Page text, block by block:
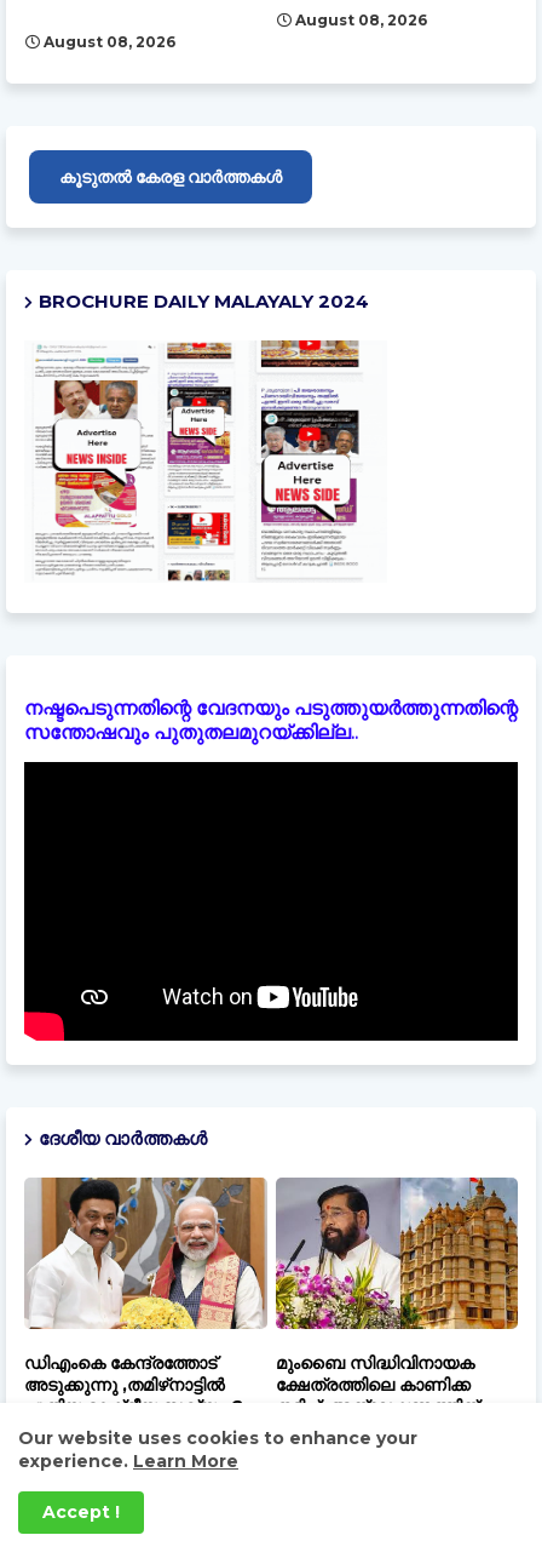
August 08, 2026
August 08, 2026
കൂടുതൽ കേരള വാർത്തകൾ
BROCHURE DAILY MALAYALY 2024
നഷ്ടപെടുന്നതിന്റെ വേദനയും പടുത്തുയർത്തുന്നതിന്റെ
സന്തോഷവും പുതുതലമുറയ്ക്കില്ല..
ദേശീയ വാർത്തകൾ
ഡിഎംകെ കേന്ദ്രത്തോട്
അടുക്കുന്നു ,തമിഴ്‌നാട്ടിൽ
പുതിയ രാഷ്ട്രീയ സഖ്യം..?
August 08, 2026
മുംബൈ സിദ്ധിവിനായക
ക്ഷേത്രത്തിലെ കാണിക്ക
തട്ടിപ്പ്; അന്വേഷണത്തിന്
ഉത്തരവിട്ട് മഹാരാഷ്ട്ര
സർക്കാർ
Our website uses cookies to enhance your
experience. Learn More
Accept !